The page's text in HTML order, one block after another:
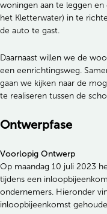
woningen aan te leggen en
het Kletterwater) in te
de auto te gast.
Daarnaast willen we de
een eenrichtingsweg.
gaan we kijken naar de
te realiseren tussen de
Ontwerpfase
Voorlopig Ontwerp
Op maandag 10 juli 2023
tijdens een
ondernemers. Hieronder
inloopbijeenkomst